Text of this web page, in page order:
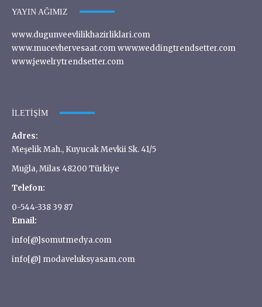
YAYIN AĞIMIZ
www.dugunveevlilikhazirliklari.com
www.mucevhervesaat.com www.weddingtrendsetter.com
www.jewelrytrendsetter.com
İLETIŞIM
Adres:
Meşelik Mah., Kuyucak Mevkii Sk. 41/5
Muğla, Milas 48200 Türkiye
Telefon:
0-544-338 39 87
Email:
info[@]somutmedya.com
info[@] modaveluksyasam.com